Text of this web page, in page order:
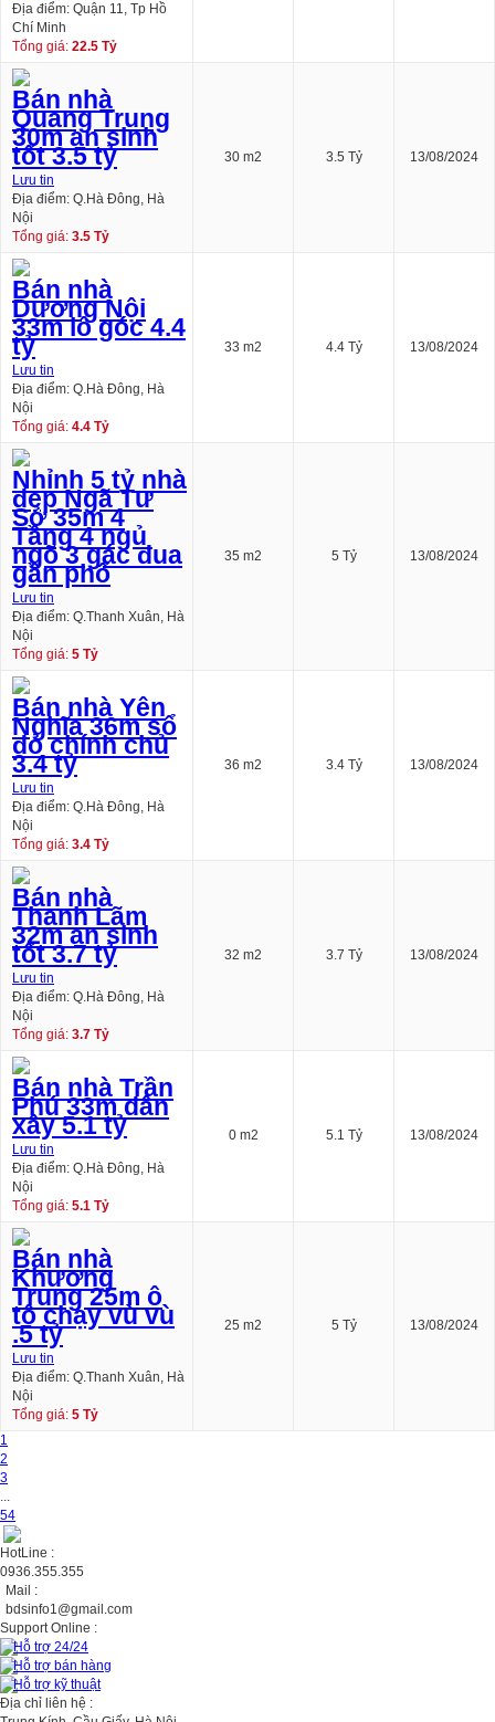
Địa điểm: Quận 11, Tp Hồ
Chí Minh
Tổng giá: 22.5 Tỷ
Bán nhà
Quang Trung
30m an sinh
tốt 3.5 tỷ
Lưu tin
Địa điểm: Q.Hà Đông, Hà
Nội
Tổng giá: 3.5 Tỷ
30 m2 3.5 Tỷ 13/08/2024
Bán nhà
Dương Nội
33m lô góc 4.4
tỷ
Lưu tin
Địa điểm: Q.Hà Đông, Hà
Nội
Tổng giá: 4.4 Tỷ
33 m2 4.4 Tỷ 13/08/2024
Nhỉnh 5 tỷ nhà
đẹp Ngã Tư
Sở 35m 4
Tầng 4 ngủ
ngõ 3 gác đua
gần phố
Lưu tin
Địa điểm: Q.Thanh Xuân, Hà
Nội
Tổng giá: 5 Tỷ
35 m2 5 Tỷ 13/08/2024
Bán nhà Yên
Nghĩa 36m sổ
đỏ chính chủ
3.4 tỷ
Lưu tin
Địa điểm: Q.Hà Đông, Hà
Nội
Tổng giá: 3.4 Tỷ
36 m2 3.4 Tỷ 13/08/2024
Bán nhà
Thanh Lãm
32m an sinh
tốt 3.7 tỷ
Lưu tin
Địa điểm: Q.Hà Đông, Hà
Nội
Tổng giá: 3.7 Tỷ
32 m2 3.7 Tỷ 13/08/2024
Bán nhà Trần
Phú 33m dân
xây 5.1 tỷ
Lưu tin
Địa điểm: Q.Hà Đông, Hà
Nội
Tổng giá: 5.1 Tỷ
0 m2 5.1 Tỷ 13/08/2024
Bán nhà
Khương
Trung 25m ô
tô chạy vù vù
.5 tỷ
Lưu tin
Địa điểm: Q.Thanh Xuân, Hà
Nội
Tổng giá: 5 Tỷ
25 m2 5 Tỷ 13/08/2024
1
2
3
...
54
HotLine :
0936.355.355
Mail :
bdsinfo1@gmail.com
Support Online :
Hỗ trợ 24/24
Hỗ trợ bán hàng
Hỗ trợ kỹ thuật
Địa chỉ liên hệ :